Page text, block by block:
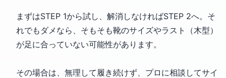
まずはSTEP 1から試し、解消しなければSTEP 2へ。そ
れでもダメなら、そもそも靴のサイズやラスト（木型）
が足に合っていない可能性があります。
その場合は、無理して履き続けず、プロに相談してサイ